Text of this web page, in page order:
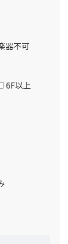
が有る場合が
ますので、組
ている場合が
場パネル類の
があります。
ません。
取付型の換気
掛式換気扇の
規格に基づ
の実測値に基
器不可
6F以上